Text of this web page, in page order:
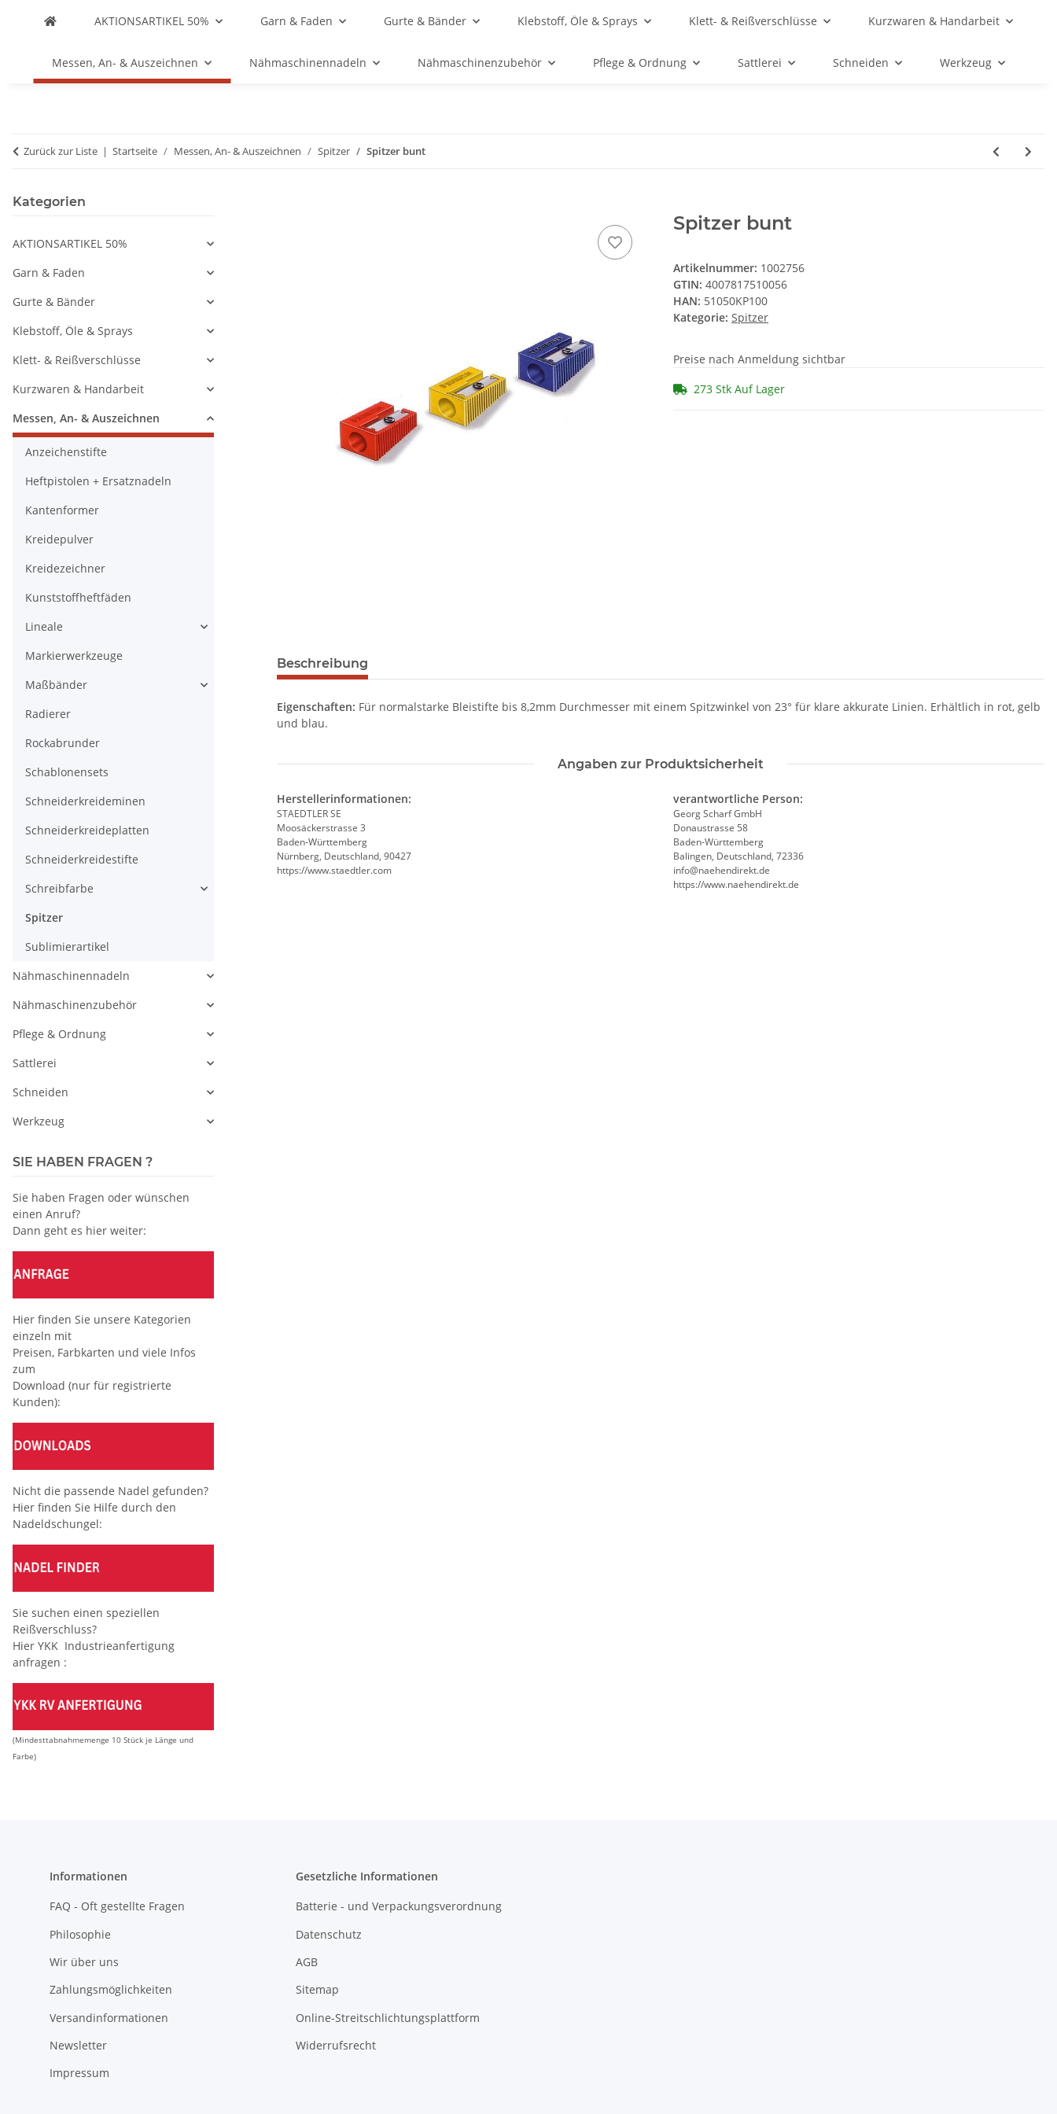
AKTIONSARTIKEL 50% Garn & Faden Gurte & Bänder Klebstoff, Öle & Sprays Klett- & Reißverschlüsse Kurzwaren & Handarbeit
Messen, An- & Auszeichnen Nähmaschinennadeln Nähmaschinenzubehör Pflege & Ordnung Sattlerei Schneiden Werkzeug
Zurück zur Liste Startseite Messen, An- & Auszeichnen Spitzer Spitzer bunt
Spitzer bunt
Artikelnummer: 1002756
GTIN: 4007817510056
HAN: 51050KP100
Kategorie: Spitzer
Preise nach Anmeldung sichtbar
273 Stk Auf Lager
Beschreibung
Eigenschaften: Für normalstarke Bleistifte bis 8,2mm Durchmesser mit einem Spitzwinkel von 23° für klare akkurate Linien. Erhältlich in rot, gelb
und blau.
Angaben zur Produktsicherheit
Herstellerinformationen:
STAEDTLER SE
Moosäckerstrasse 3
Baden-Württemberg
Nürnberg, Deutschland, 90427
https://www.staedtler.com
verantwortliche Person:
Georg Scharf GmbH
Donaustrasse 58
Baden-Württemberg
Balingen, Deutschland, 72336
info@naehendirekt.de
https://www.naehendirekt.de
Kategorien
AKTIONSARTIKEL 50%
Garn & Faden
Gurte & Bänder
Klebstoff, Öle & Sprays
Klett- & Reißverschlüsse
Kurzwaren & Handarbeit
Messen, An- & Auszeichnen
Anzeichenstifte
Heftpistolen + Ersatznadeln
Kantenformer
Kreidepulver
Kreidezeichner
Kunststoffheftfäden
Lineale
Markierwerkzeuge
Maßbänder
Radierer
Rockabrunder
Schablonensets
Schneiderkreideminen
Schneiderkreideplatten
Schneiderkreidestifte
Schreibfarbe
Spitzer
Sublimierartikel
Nähmaschinennadeln
Nähmaschinenzubehör
Pflege & Ordnung
Sattlerei
Schneiden
Werkzeug
SIE HABEN FRAGEN ?
Sie haben Fragen oder wünschen
einen Anruf?
Dann geht es hier weiter:
Hier finden Sie unsere Kategorien
einzeln mit
Preisen, Farbkarten und viele Infos
zum
Download (nur für registrierte
Kunden):
Nicht die passende Nadel gefunden?
Hier finden Sie Hilfe durch den
Nadeldschungel:
Sie suchen einen speziellen
Reißverschluss?
Hier YKK Industrieanfertigung
anfragen :
(Mindesttabnahmemenge 10 Stück je Länge und
Farbe)
Informationen
FAQ - Oft gestellte Fragen
Philosophie
Wir über uns
Zahlungsmöglichkeiten
Versandinformationen
Newsletter
Impressum
Gesetzliche Informationen
Batterie - und Verpackungsverordnung
Datenschutz
AGB
Sitemap
Online-Streitschlichtungsplattform
Widerrufsrecht